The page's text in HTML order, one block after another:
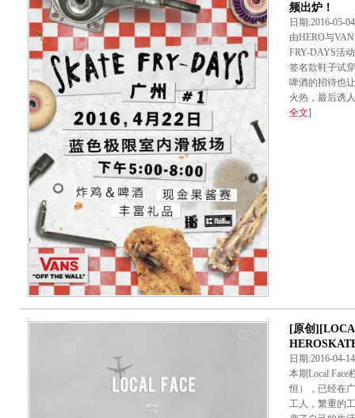
频出炉！
日期:2016-
由HERO与
FRY-DAYS活
签名款鞋子试
啤酒的招待也
火热，最后诱
全文]
[原创
日期:2016-
本期Local
恒），已经在
工人，繁重的